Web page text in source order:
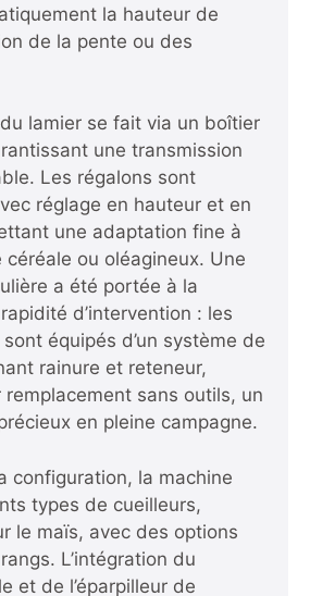
la hauteur de
de la pente ou des
du lamier se fait via un boîtier
une transmission
Les régalons sont
réglage en hauteur et en
une adaptation fine à
ou oléagineux. Une
a été portée à la
d’intervention : les
équipés d’un système de
rainure et reteneur,
sans outils, un
en pleine campagne.
configuration, la machine
types de cueilleurs,
le maïs, avec des options
L’intégration du
et de l’éparpilleur de